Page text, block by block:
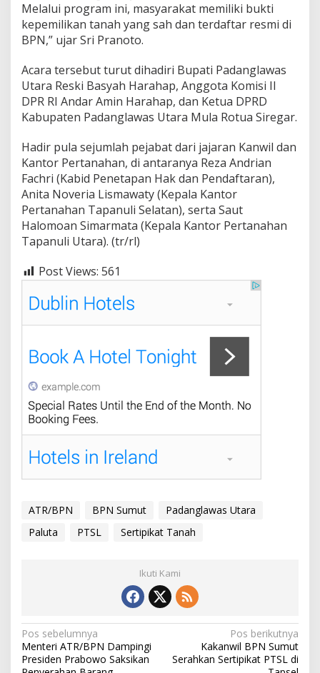
Melalui program ini, masyarakat memiliki bukti
kepemilikan tanah yang sah dan terdaftar resmi di
BPN,” ujar Sri Pranoto.
Acara tersebut turut dihadiri Bupati Padanglawas
Utara Reski Basyah Harahap, Anggota Komisi II
DPR RI Andar Amin Harahap, dan Ketua DPRD
Kabupaten Padanglawas Utara Mula Rotua Siregar.
Hadir pula sejumlah pejabat dari jajaran Kanwil dan
Kantor Pertanahan, di antaranya Reza Andrian
Fachri (Kabid Penetapan Hak dan Pendaftaran),
Anita Noveria Lismawaty (Kepala Kantor
Pertanahan Tapanuli Selatan), serta Saut
Halomoan Simarmata (Kepala Kantor Pertanahan
Tapanuli Utara). (tr/rl)
Post Views: 561
ATR/BPN BPN Sumut
Padanglawas Utara
Paluta
PTSL Sertipikat Tanah
Ikuti Kami
Navigasi
pos
Pos sebelumnya
Menteri ATR/BPN Dampingi
Presiden Prabowo Saksikan
Pos berikutnya
Kakanwil BPN Sumut
Serahkan Sertipikat PTSL di